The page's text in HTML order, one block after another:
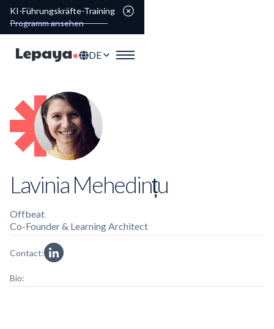
KI-Führungskräfte-Training
Programm ansehen
DE
Lavinia Mehedințu
Offbeat
Co-Founder & Learning Architect
Contact:
Bio: